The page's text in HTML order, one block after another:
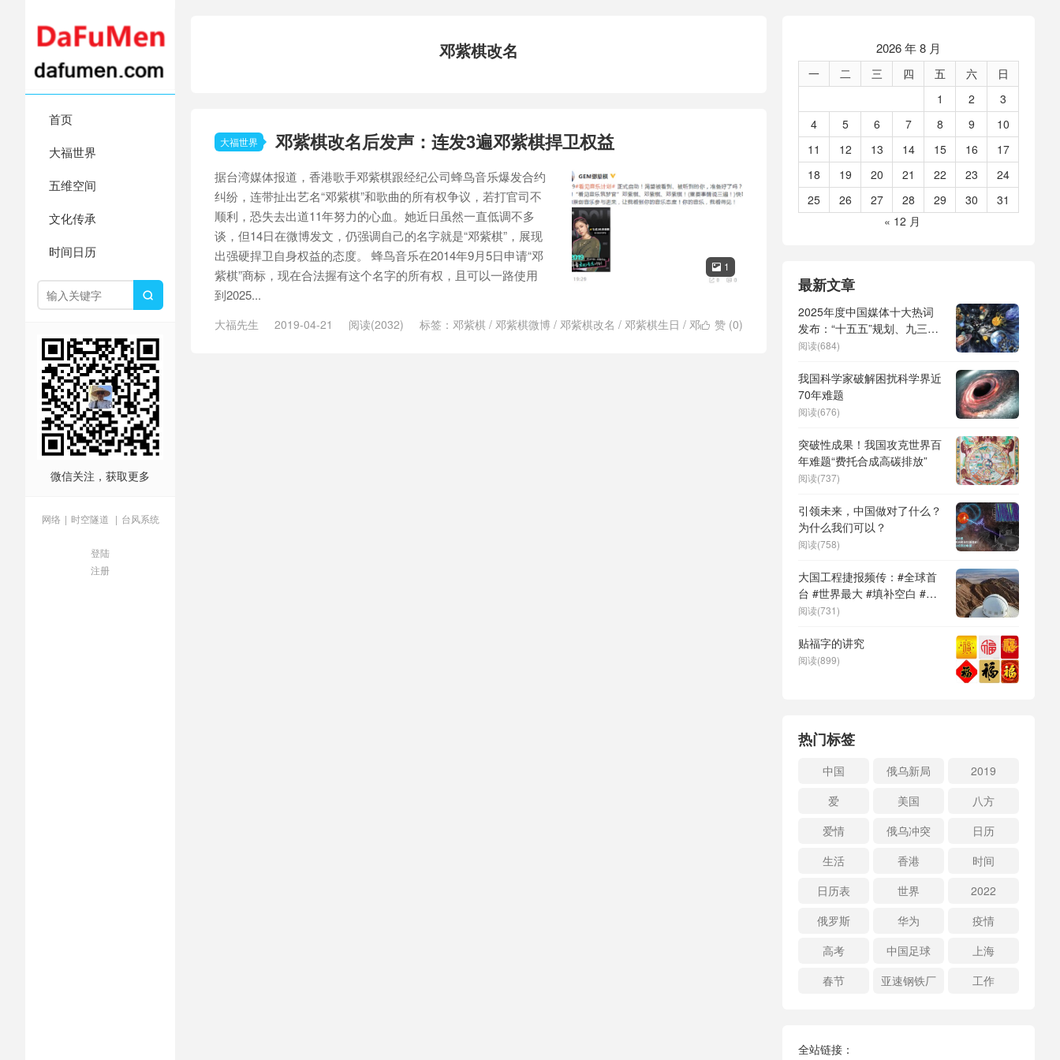
首页
大福世界
五维空间
文化传承
时间日历

微信关注，获取更多
网络 | 时空隧道 | 台风系统
登陆
注册
邓紫棋改名
大福世界 邓紫棋改名后发声：连发3遍邓紫棋捍卫权益
 1
据台湾媒体报道，香港歌手邓紫棋跟经纪公司蜂鸟音乐爆发合约
纠纷，连带扯出艺名“邓紫棋”和歌曲的所有权争议，若打官司不
顺利，恐失去出道11年努力的心血。她近日虽然一直低调不多
谈，但14日在微博发文，仍强调自己的名字就是“邓紫棋”，展现
出强硬捍卫自身权益的态度。 蜂鸟音乐在2014年9月5日申请“邓
紫棋”商标，现在合法握有这个名字的所有权，且可以一路使用
到2025...
 赞 (0)
大福先生 2019-04-21 阅读(2032) 标签： 邓紫棋 / 邓紫棋微博 / 邓紫棋改名 / 邓紫棋生日 / 邓
2026 年 8 月
一 二 三 四 五 六
日
1
2
3
4
5 6 7 8 9
10
11
12 13 14 15 16
17
18
19 20 21 22 23
24
25
26 27 28 29 30
31
« 12 月
最新文章
2025年度中国媒体十大热词
发布：“十五五”规划、九三阅
兵、全球治理倡议、
形机器人、苏超、票根经济、
育儿补贴、科学素养、网络生
态治理
阅读(684)
我国科学家破解困扰科学界近
70年难题
阅读(676)
突破性成果！我国攻克世界百
年难题“费托合成高碳排放”
阅读(737)
引领未来，中国做对了什么？
为什么我们可以？
阅读(758)
大国工程捷报频传：#全球首
台 #世界最大 #填补空白 #突
破关键节点
阅读(731)
贴福字的讲究
阅读(899)
热门标签
中国 俄乌新局
2019
爱
美国
八方
爱情
俄乌冲突
日历
生活
香港
时间
日历表
世界
2022
俄罗斯
华为
疫情
高考
中国足球
上海
春节
亚速钢铁厂 工作
全站链接：